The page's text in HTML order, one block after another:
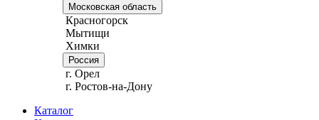
Московская область
Красногорск
Мытищи
Химки
Россия
г. Орел
г. Ростов-на-Дону
Каталог